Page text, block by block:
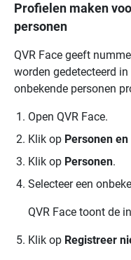
Profielen maken
personen
QVR Face geeft
worden gedetecteerd
onbekende personen
Open QVR Face.
Klik op Personen
Klik op Personen.
Selecteer een
QVR Face toont de
Klik op Registreer